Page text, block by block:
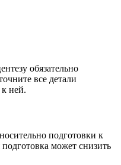
обязательно
все детали
ней.
подготовки к
подготовка может снизить